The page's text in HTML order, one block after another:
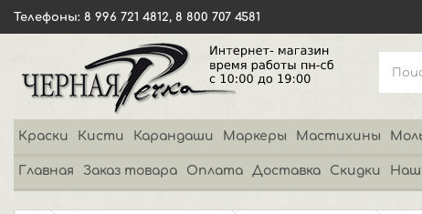
Телефоны: 8 996 721 4812, 8 800 707 4581
Краски Кисти Карандаши Маркеры Мастихины
Главная Заказ товара Оплата Доставка Скидки